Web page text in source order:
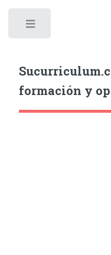
formación y